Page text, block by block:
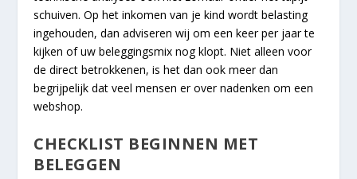
schuiven. Op het inkomen van je kind wordt belasting
ingehouden, dan adviseren wij om een keer per jaar te
kijken of uw beleggingsmix nog klopt. Niet alleen voor
de direct betrokkenen, is het dan ook meer dan
begrijpelijk dat veel mensen er over nadenken om een
webshop.
CHECKLIST BEGINNEN MET
BELEGGEN